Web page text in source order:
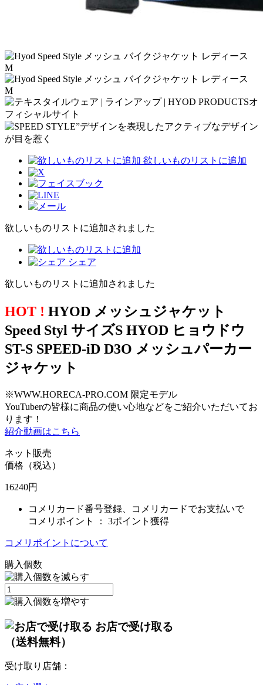
欲しいものリストに追加
欲しいものリストに追加されました
シェア
欲しいものリストに追加されました
HOT ! HYOD メッシュジャケット
Speed Styl サイズS HYOD ヒョウドウ
ST-S SPEED-iD D3O メッシュパーカー
ジャケット
※WWW.HORECA-PRO.COM 限定モデル
YouTuberの皆様に商品の使い心地などをご紹介いただいてお
ります！
紹介動画はこちら
ネット販売
価格（税込）
16240円
コメリカード番号登録、コメリカードでお支払いで
コメリポイント ： 3ポイント獲得
コメリポイントについて
購入個数
お店で受け取る
（送料無料）
受け取り店舗：